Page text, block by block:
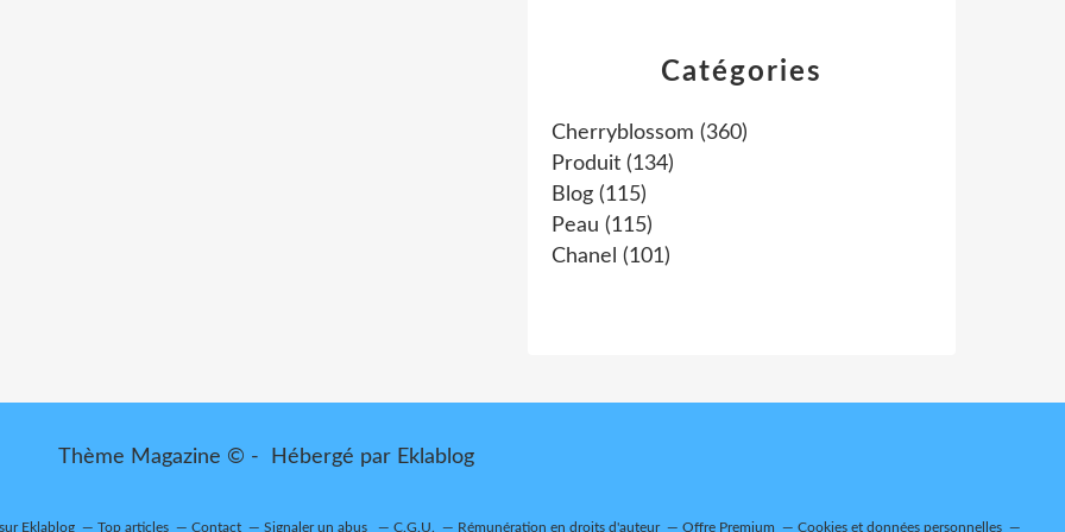
Catégories
Cherryblossom (360)
Produit (134)
Blog (115)
Peau (115)
Chanel (101)
Thème Magazine © - Hébergé par Eklablog
Eklablog Top articles Contact Signaler un abus C.G.U. Rémunération en droits d'auteur Offre Premium Cookies et données personnelles